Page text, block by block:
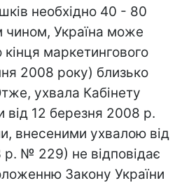
необхідно 40 - 80
чином, Україна може
маркетингового
2008 року) близько
ухвала Кабінету
від 12 березня 2008 р.
внесеними ухвалою від
№ 229) не відповідає
Закону України